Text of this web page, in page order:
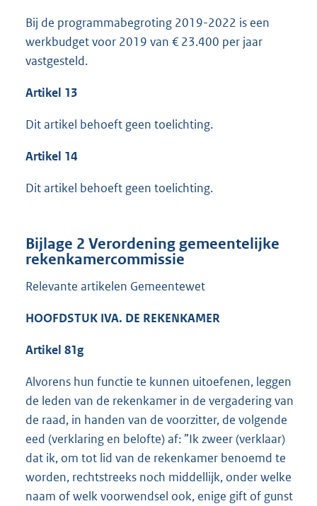
Bij de programmabegroting 2019-2022 is een
werkbudget voor 2019 van € 23.400 per jaar
vastgesteld.
Artikel 13
Dit artikel behoeft geen toelichting.
Artikel 14
Dit artikel behoeft geen toelichting.
Bijlage 2 Verordening gemeentelijke
rekenkamercommissie
Relevante artikelen Gemeentewet
HOOFDSTUK IVA. DE REKENKAMER
Artikel 81g
Alvorens hun functie te kunnen uitoefenen, leggen
de leden van de rekenkamer in de vergadering van
de raad, in handen van de voorzitter, de volgende
eed (verklaring en belofte) af: ”Ik zweer (verklaar)
dat ik, om tot lid van de rekenkamer benoemd te
worden, rechtstreeks noch middellijk, onder welke
naam of welk voorwendsel ook, enige gift of gunst